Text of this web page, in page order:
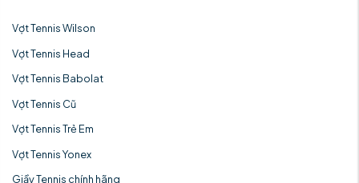
Vợt Tennis Wilson
Vợt Tennis Head
Vợt Tennis Babolat
Vợt Tennis Cũ
Vợt Tennis Trẻ Em
Vợt Tennis Yonex
Giầy Tennis chính hãng